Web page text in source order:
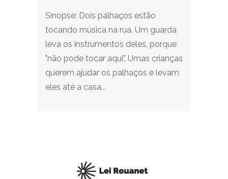
Sinopse: Dois palhaços estão
tocando música na rua. Um guarda
leva os instrumentos deles, porque
"não pode tocar aqui". Umas crianças
querem ajudar os palhaços e levam
eles até a casa...